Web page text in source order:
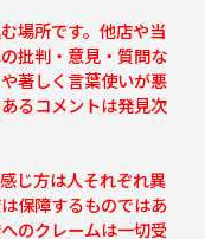
場所です。他店や当
批判・意見・質問な
著しく言葉使いが悪
るコメントは発見次
じ方は人それぞれ異
保障するものではあ
のクレームは一切受